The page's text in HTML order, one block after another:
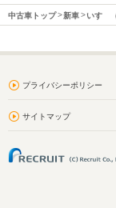
中古車トップ 新車 いすゞ
プライバシーポリシー
サイトマップ